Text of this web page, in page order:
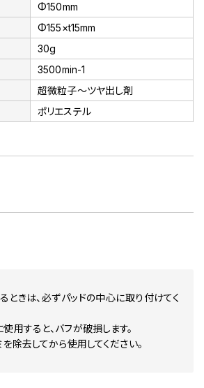
Φ150mm
Φ155×t15mm
30g
3500min-1
超微粒子～ツヤ出し剤
ポリエステル
ときは、必ずパッドの中心に取り付けてく
用すると、バフが破損します。
除去してから使用してください。